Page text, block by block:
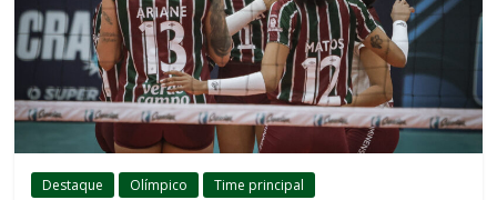
Destaque Olímpico Time principal